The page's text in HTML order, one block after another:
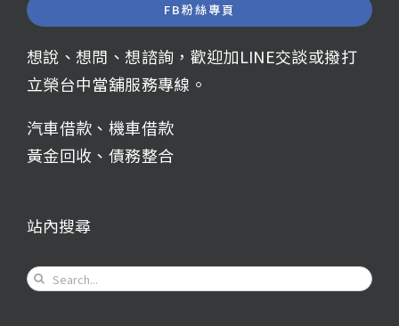
FB粉絲專頁
想說、想問、想諮詢，歡迎加LINE交談或撥打
立榮台中當舖服務專線。
汽車借款 、 機車借款
黃金回收 、 債務整合
站內搜尋
Search